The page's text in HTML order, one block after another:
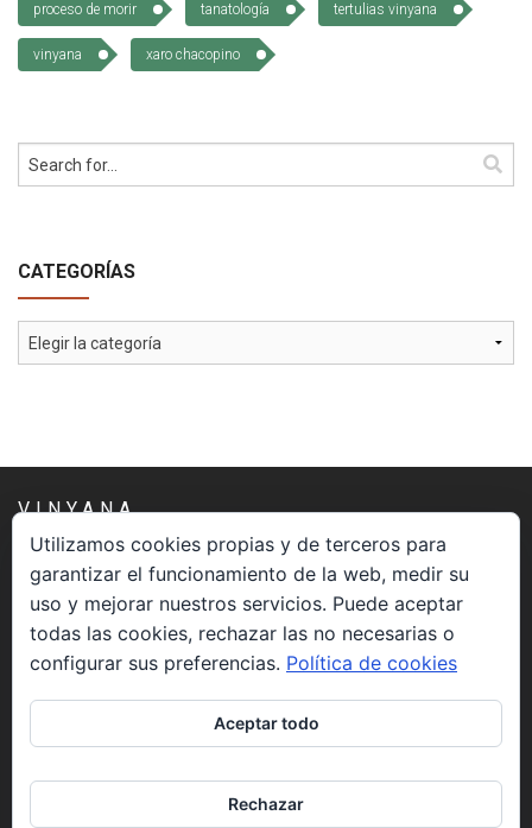
proceso de morir tanatología tertulias vinyana
vinyana xaro chacopino
CATEGORÍAS
Categorías
VINYANA
Una asociación constituida sin ánimo de lucro cuya misión
es atender los aspectos espirituales relacionados con el
proceso vivir el morir.
REDES SOCIALES
Utilizamos cookies propias y de terceros para
garantizar el funcionamiento de la web, medir su
uso y mejorar nuestros servicios. Puede aceptar
todas las cookies, rechazar las no necesarias o
configurar sus preferencias. Política de cookies
Aceptar todo
Rechazar